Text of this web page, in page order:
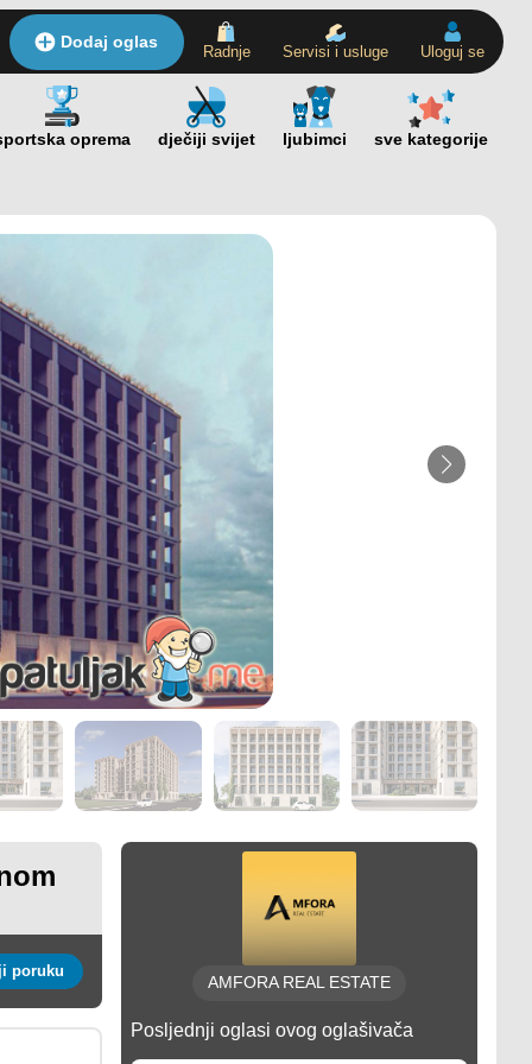
Dodaj oglas
Radnje Servisi i usluge Uloguj se
Pošalji poruku
AMFORA REAL ESTATE
Posljednji oglasi ovog oglašivača